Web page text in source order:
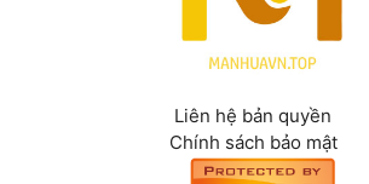
Liên hệ bản quyền
Chính sách bảo mật